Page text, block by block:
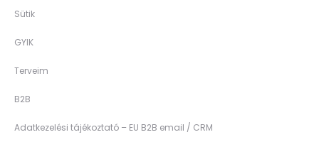
Sütik
GYIK
Terveim
B2B
Adatkezelési tájékoztató – EU B2B email / CRM